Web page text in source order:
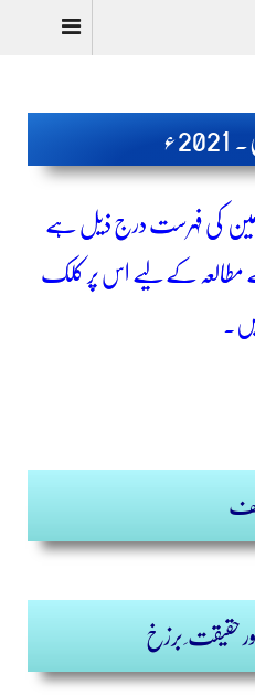
کی فہرست درج ذیل ہے
مطالعہ کے لیے اس پر کلک
حقیقت ِ برزخ